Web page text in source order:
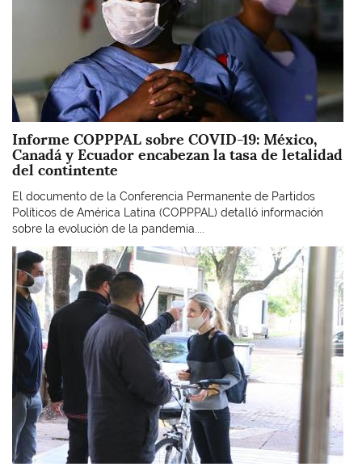
Informe COPPPAL sobre COVID-19: México,
Canadá y Ecuador encabezan la tasa de letalidad
del contintente
El documento de la Conferencia Permanente de Partidos
Políticos de América Latina (COPPPAL) detalló información
sobre la evolución de la pandemia....
Imagen